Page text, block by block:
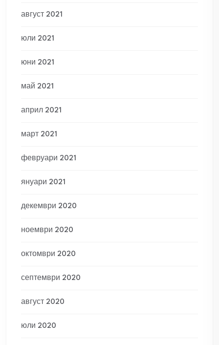
август 2021
юли 2021
юни 2021
май 2021
април 2021
март 2021
февруари 2021
януари 2021
декември 2020
ноември 2020
октомври 2020
септември 2020
август 2020
юли 2020